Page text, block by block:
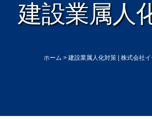
建設業属人
ホーム > 建設業属人化対策 | 株式会社